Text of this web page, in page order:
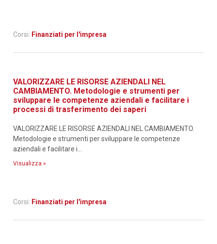
Corsi: Finanziati per l'impresa
VALORIZZARE LE RISORSE AZIENDALI NEL
CAMBIAMENTO. Metodologie e strumenti per
sviluppare le competenze aziendali e facilitare i
processi di trasferimento dei saperi
VALORIZZARE LE RISORSE AZIENDALI NEL CAMBIAMENTO.
Metodologie e strumenti per sviluppare le competenze
aziendali e facilitare i...
Visualizza »
Corsi: Finanziati per l'impresa